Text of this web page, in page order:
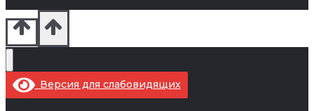
Версия для слабовидящих